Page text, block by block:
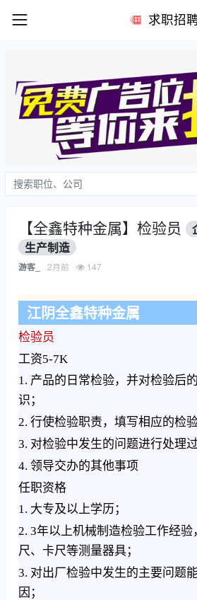
求职招
【全鑫特种金属】检验员
生产制造
游客_ 2月前 147
江阴全鑫特种金属
检验员
工资5-7K
1. 产品的日常检验，并对检验后
识；
2. 行使检验职责，填写相应的检
3. 对检验中发生的问题进行处理
4. 领导交办的其他事项
任职资格
1. 大专及以上学历；
2. 3年以上机械制造检验工作经验
尺、卡尺等测量器具；
3. 对出厂检验中发生的主要问题
因；